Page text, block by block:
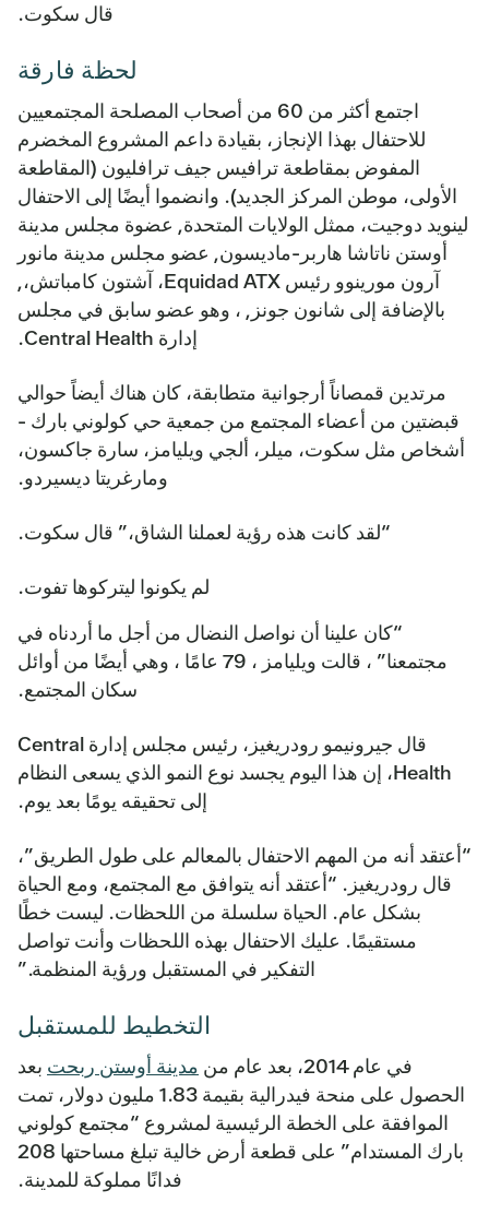
قال سكوت.
لحظة فارقة
اجتمع أكثر من 60 من أصحاب المصلحة المجتمعيين
للاحتفال بهذا الإنجاز، بقيادة داعم المشروع المخضرم
المفوض بمقاطعة ترافيس جيف ترافليون (المقاطعة
الأولى، موطن المركز الجديد). وانضموا أيضًا إلى الاحتفال
لينويد دوجيت، ممثل الولايات المتحدة, عضوة مجلس مدينة
أوستن ناتاشا هاربر-ماديسون, عضو مجلس مدينة مانور
آرون مورينوو رئيس Equidad ATX، آشتون كامباتش،,
بالإضافة إلى شانون جونز , ، وهو عضو سابق في مجلس
إدارة Central Health.
مرتدين قمصاناً أرجوانية متطابقة، كان هناك أيضاً حوالي
قبضتين من أعضاء المجتمع من جمعية حي كولوني بارك -
أشخاص مثل سكوت، ميلر، ألجي ويليامز، سارة جاكسون،
ومارغريتا ديسيردو.
“لقد كانت هذه رؤية لعملنا الشاق،” قال سكوت.
لم يكونوا ليتركوها تفوت.
“كان علينا أن نواصل النضال من أجل ما أردناه في
مجتمعنا” ، قالت ويليامز ، 79 عامًا ، وهي أيضًا من أوائل
سكان المجتمع.
قال جيرونيمو رودريغيز، رئيس مجلس إدارة Central
Health، إن هذا اليوم يجسد نوع النمو الذي يسعى النظام
إلى تحقيقه يومًا بعد يوم.
“أعتقد أنه من المهم الاحتفال بالمعالم على طول الطريق”،
قال رودريغيز. “أعتقد أنه يتوافق مع المجتمع، ومع الحياة
بشكل عام. الحياة سلسلة من اللحظات. ليست خطًا
مستقيمًا. عليك الاحتفال بهذه اللحظات وأنت تواصل
التفكير في المستقبل ورؤية المنظمة.”
التخطيط للمستقبل
في عام 2014، بعد عام من مدينة أوستن ربحت بعد
الحصول على منحة فيدرالية بقيمة 1.83 مليون دولار، تمت
الموافقة على الخطة الرئيسية لمشروع “مجتمع كولوني
بارك المستدام” على قطعة أرض خالية تبلغ مساحتها 208
فدانًا مملوكة للمدينة.